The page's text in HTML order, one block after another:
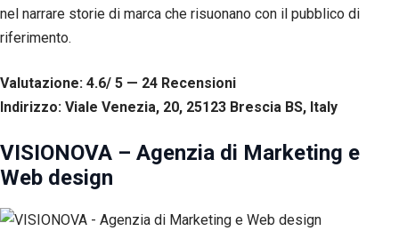
nel narrare storie di marca che risuonano con il pubblico di
riferimento.
Valutazione: 4.6/ 5 — 24 Recensioni
Indirizzo: Viale Venezia, 20, 25123 Brescia BS, Italy
VISIONOVA – Agenzia di Marketing e
Web design